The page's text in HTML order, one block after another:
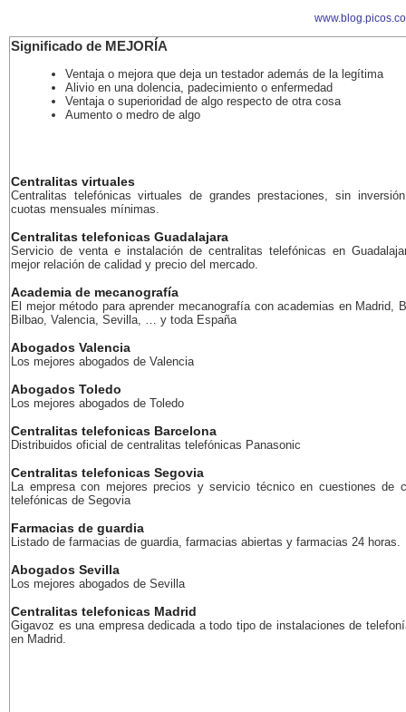
Significado de MEJORÍA
Ventaja o mejora que deja un testador además de la legítima
Alivio en una dolencia, padecimiento o enfermedad
Ventaja o superioridad de algo respecto de otra cosa
Aumento o medro de algo
Centralitas virtuales
Centralitas telefónicas virtuales de grandes prestaciones, sin
cuotas mensuales mínimas.
Centralitas telefonicas Guadalajara
Servicio de venta e instalación de centralitas telefónicas en
mejor relación de calidad y precio del mercado.
Academia de mecanografía
El mejor método para aprender mecanografía con academias en Madrid,
Bilbao, Valencia, Sevilla, … y toda España
Abogados Valencia
Los mejores abogados de Valencia
Abogados Toledo
Los mejores abogados de Toledo
Centralitas telefonicas Barcelona
Distribuidos oficial de centralitas telefónicas Panasonic
Centralitas telefonicas Segovia
La empresa con mejores precios y servicio técnico en cuestiones de
telefónicas de Segovia
Farmacias de guardia
Listado de farmacias de guardia, farmacias abiertas y farmacias 24 horas.
Abogados Sevilla
Los mejores abogados de Sevilla
Centralitas telefonicas Madrid
Gigavoz es una empresa dedicada a todo tipo de instalaciones de
en Madrid.